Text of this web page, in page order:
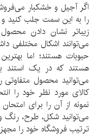
اگر آجیل و خشکبار
را به این سمت جلب کنید و
زیباتر نشان دادن
می‌توانند اشکال مختلفی
حبوبات هستند؛ اما
هستند که در یک استند
می‌توانید محصول متفاوتی
کالای مورد نظر خود را
نمونه از آن را برای
می‌توانید شکل، طرح، رنگ
ترتیب فروشگاه خود را